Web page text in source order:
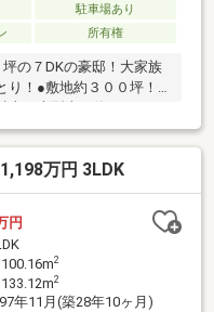
駐車場あり
所有権
の７DKの豪邸！大家族
！●敷地約３００坪！
はもちろん、昔のお家
サッカーもできます！●
さんの自宅兼事務所に
材・畳・壁紙・一部水
すが、今は珍しい三間
分で通学も安心！●即引
●都市ガス使えます！
万円 3LDK
円
2
2
年11月(築28年10ヶ月)